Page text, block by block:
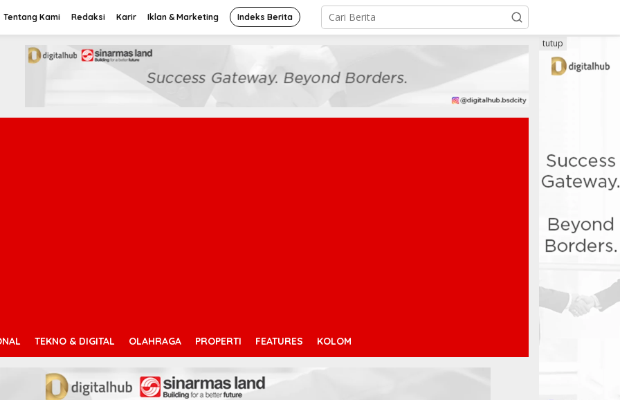
Tentang Kami Redaksi Karir Iklan & Marketing Indeks Berita
TEKNO & DIGITAL OLAHRAGA PROPERTI FEATURES KOLOM
tutup